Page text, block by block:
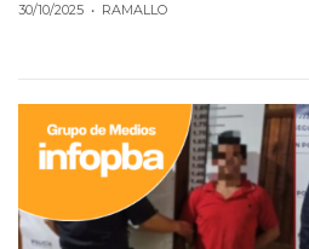
PRIVACIDAD
SITIO
DIARIO
TAPA
DIA
30/10/2025 • RAMALLO